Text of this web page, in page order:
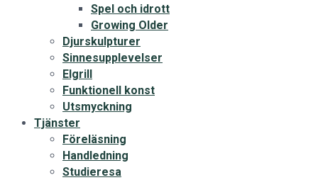
Spel och idrott
Growing Older
Djurskulpturer
Sinnesupplevelser
Elgrill
Funktionell konst
Utsmyckning
Tjänster
Föreläsning
Handledning
Studieresa